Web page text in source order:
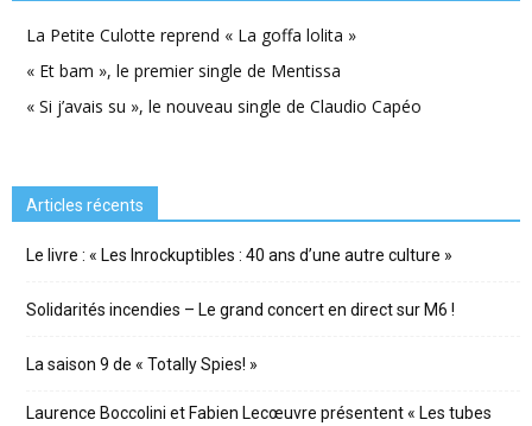
La Petite Culotte reprend « La goffa lolita »
« Et bam », le premier single de Mentissa
« Si j’avais su », le nouveau single de Claudio Capéo
Articles récents
Le livre : « Les Inrockuptibles : 40 ans d’une autre culture »
Solidarités incendies – Le grand concert en direct sur M6 !
La saison 9 de « Totally Spies! »
Laurence Boccolini et Fabien Lecœuvre présentent « Les tubes